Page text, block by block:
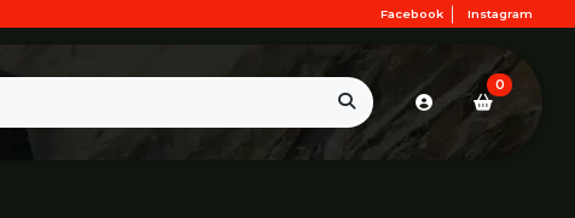
Facebook Instagram
0